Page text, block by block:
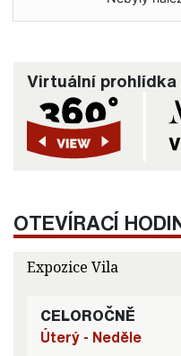
Virtuální prohlídka
OTEVÍRACÍ
Expozice Vila
CELOROČNĚ
Úterý - Neděle